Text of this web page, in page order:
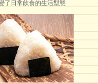
了日常飲食的生活型態